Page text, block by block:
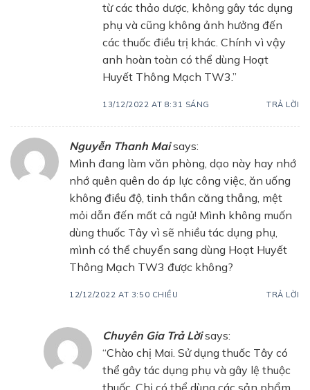
từ các thảo dược, không gây tác dụng
phụ và cũng không ảnh hưởng đến
các thuốc điều trị khác. Chính vì vậy
anh hoàn toàn có thể dùng Hoạt
Huyết Thông Mạch TW3.”
13/12/2022 AT 8:31 SÁNG TRẢ LỜI
Nguyễn Thanh Mai says:
Mình đang làm văn phòng, dạo này hay nhớ
nhớ quên quên do áp lực công việc, ăn uống
không điều độ, tinh thần căng thẳng, mệt
mỏi dẫn đến mất cả ngủ! Mình không muốn
dùng thuốc Tây vì sẽ nhiều tác dụng phụ,
mình có thể chuyển sang dùng Hoạt Huyết
Thông Mạch TW3 được không?
12/12/2022 AT 3:50 CHIỀU TRẢ LỜI
Chuyên Gia Trả Lời says:
“Chào chị Mai. Sử dụng thuốc Tây có
thể gây tác dụng phụ và gây lệ thuộc